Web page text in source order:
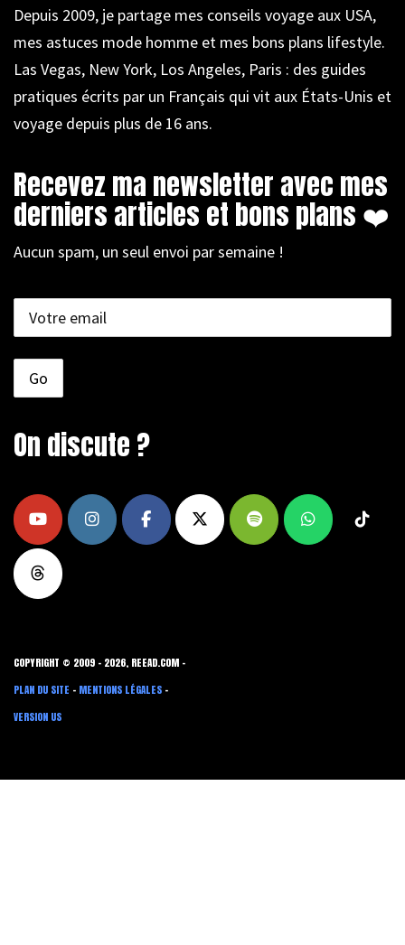
Depuis 2009, je partage mes conseils voyage aux USA,
mes astuces mode homme et mes bons plans lifestyle.
Las Vegas, New York, Los Angeles, Paris : des guides
pratiques écrits par un Français qui vit aux États-Unis et
voyage depuis plus de 16 ans.
Recevez ma newsletter avec mes
derniers articles et bons plans ❤️
Aucun spam, un seul envoi par semaine !
On discute ?
COPYRIGHT © 2009 - 2026, REEAD.COM -
PLAN DU SITE - MENTIONS LÉGALES -
VERSION US